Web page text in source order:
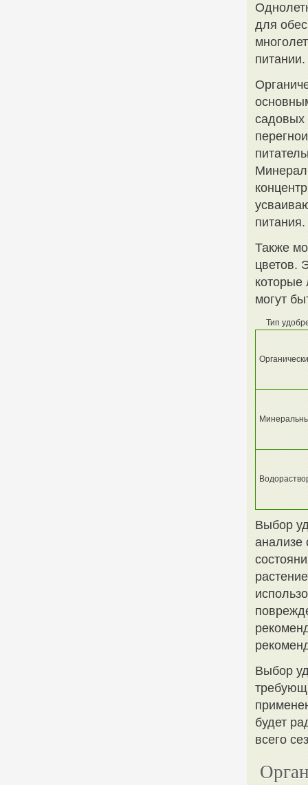
для
питании.
садовых
питания.
Также
цветов.
которые
могут
Тип
Выбор
анализе
Выбор
будет
всего